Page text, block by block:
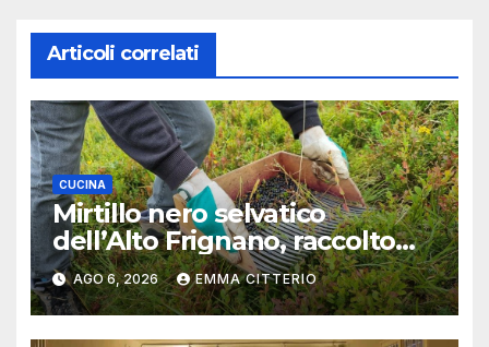
Articoli correlati
CUCINA
Mirtillo nero selvatico
dell’Alto Frignano, raccolto
buono e clima da monitorare
AGO 6, 2026 EMMA CITTERIO